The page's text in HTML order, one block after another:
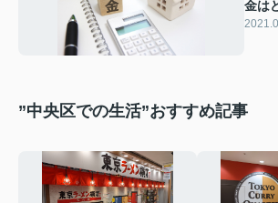
金は
の？
”中央区での生活”おすすめ記事